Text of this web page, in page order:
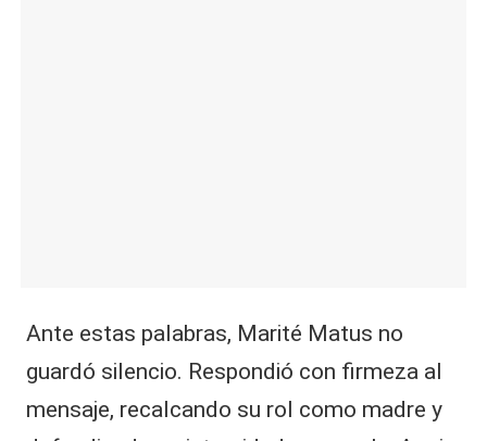
Ante estas palabras, Marité Matus no
guardó silencio. Respondió con firmeza al
mensaje, recalcando su rol como madre y